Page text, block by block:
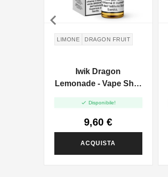
LIMONE DRAGON FRUIT
Iwik Dragon
Lemonade - Vape Shot
 Disponibile!
9,60 €
ACQUISTA
